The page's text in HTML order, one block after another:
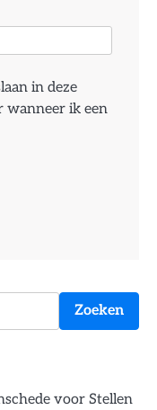
in deze
wanneer ik een
Zoeken
voor Stellen